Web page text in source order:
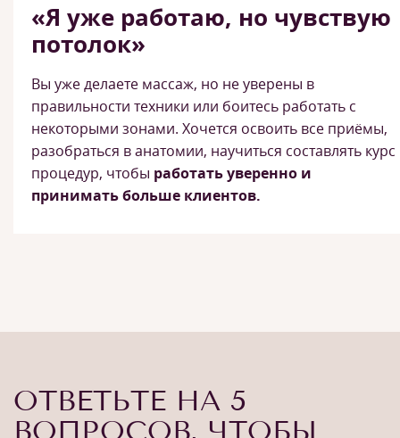
«Я уже работаю, но чувствую
потолок»
Вы уже делаете массаж, но не уверены в
правильности техники или боитесь работать с
некоторыми зонами. Хочется освоить все приёмы,
разобраться в анатомии, научиться составлять курс
процедур, чтобы работать уверенно и
принимать больше клиентов.
ОТВЕТЬТЕ НА 5
ВОПРОСОВ, ЧТОБЫ